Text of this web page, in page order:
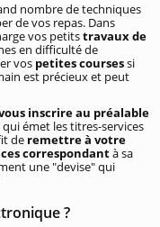
nombre de techniques
de vos repas. Dans
vos petitstravaux de
en difficulté de
vos petites coursessi
est précieux et peut
inscrire au préalable
émet les titres-services
de remettre à votre
correspondantà sa
une "devise" qui
?